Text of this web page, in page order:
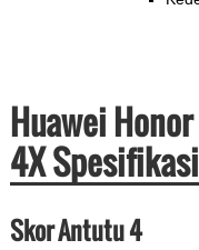
Huawei
4X
Skor Antutu 4